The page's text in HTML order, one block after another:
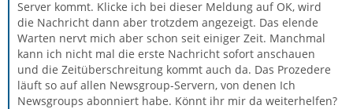
Server kommt. Klicke ich bei dieser Meldung auf OK, wird
die Nachricht dann aber trotzdem angezeigt. Das elende
Warten nervt mich aber schon seit einiger Zeit. Manchmal
kann ich nicht mal die erste Nachricht sofort anschauen
und die Zeitüberschreitung kommt auch da. Das Prozedere
läuft so auf allen Newsgroup-Servern, von denen Ich
Newsgroups abonniert habe. Könnt ihr mir da weiterhelfen?